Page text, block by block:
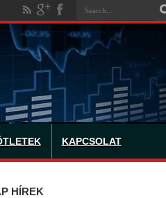
KAPCSOLAT
HÍREK